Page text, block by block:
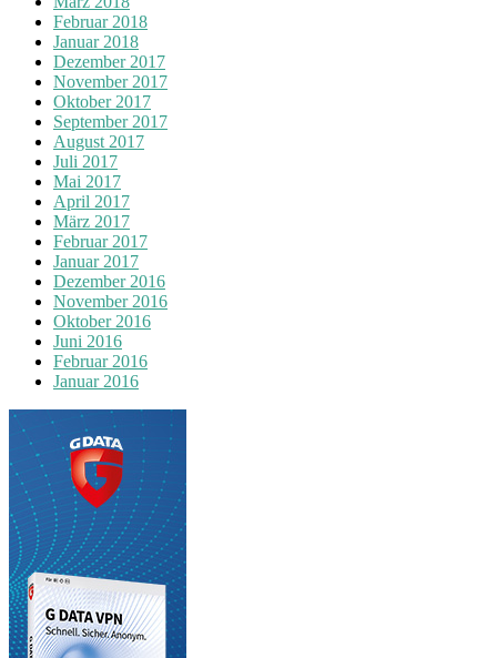
Februar 2018
Januar 2018
Dezember 2017
November 2017
Oktober 2017
September 2017
August 2017
Juli 2017
Mai 2017
April 2017
März 2017
Februar 2017
Januar 2017
Dezember 2016
November 2016
Oktober 2016
Juni 2016
Februar 2016
Januar 2016